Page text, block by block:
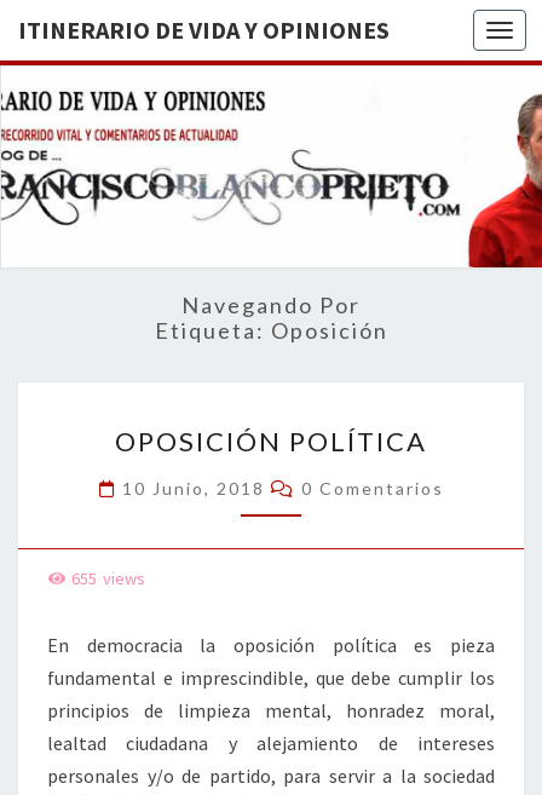
ITINERARIO DE VIDA Y OPINIONES
DE
BREVE
RECORRIDO
VITAL Y
ACTUALIDAD
Navegando Por
Etiqueta: Oposición
POLÍTICA
OPOSICIÓN POLÍTICA
10 Junio, 2018 Comentarios
0 Comentarios
655 views
En democracia la oposición política es pieza
fundamental e imprescindible, que debe cumplir los
principios de limpieza mental, honradez moral,
lealtad ciudadana y alejamiento de intereses
personales y/o de partido, para servir a la sociedad